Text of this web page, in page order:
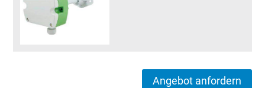
Angebot anfordern